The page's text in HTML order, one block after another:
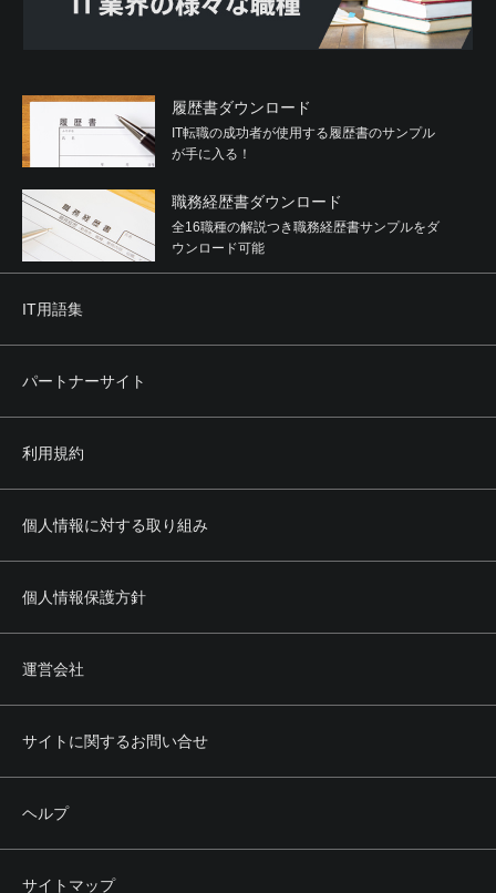
履歴書ダウンロード
IT転職の成功者が使用する履歴書のサンプル
が手に入る！
職務経歴書ダウンロード
全16職種の解説つき職務経歴書サンプルをダ
ウンロード可能
IT用語集
パートナーサイト
利用規約
個人情報に対する取り組み
個人情報保護方針
運営会社
サイトに関するお問い合せ
ヘルプ
サイトマップ